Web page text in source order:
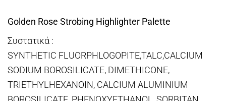
Golden Rose Strobing Highlighter Palette
Συστατικά :
SYNTHETIC FLUORPHLOGOPITE,TALC,CALCIUM
SODIUM BOROSILICATE, DIMETHICONE,
TRIETHYLHEXANOIN, CALCIUM ALUMINIUM